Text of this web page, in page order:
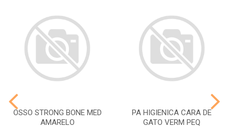
OSSO STRONG BONE MED
AMARELO
PA HIGIENICA CARA DE
GATO VERM PEQ